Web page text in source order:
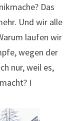
Das
Und wir alle
laufen wir
wegen der
nur, weil es,
I